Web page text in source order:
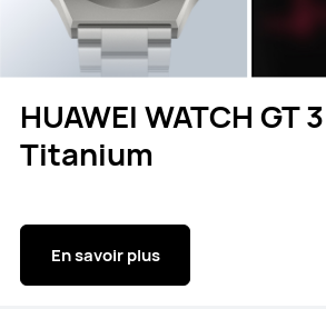
HUAWEI WATCH GT
Titanium
En savoir plus